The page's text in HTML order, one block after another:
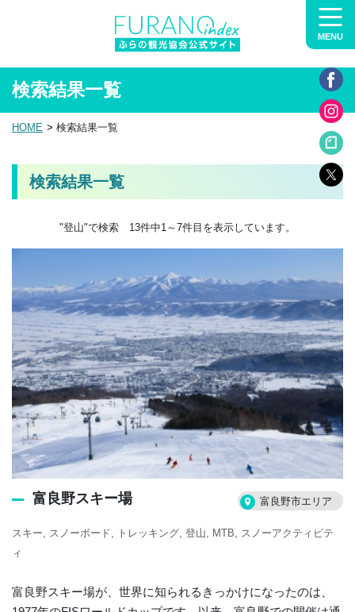
MENU
検索結果一覧
HOME 検索結果一覧
検索結果一覧
"登山"で検索 13件中1～7件目を表示しています。
富良野スキー場 富良野市エリア
スキー スノーボード トレッキング 登山 MTB
スノーアクティビテ
ィ
富良野スキー場が、世界に知られるきっかけになったのは、